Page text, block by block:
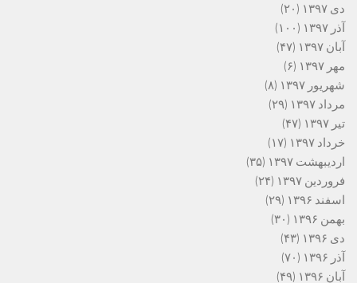
دی ۱۳۹۷
(۲۰)
آذر ۱۳۹۷
(۱۰۰)
آبان ۱۳۹۷
(۴۷)
مهر ۱۳۹۷
(۶)
شهریور ۱۳۹۷
(۸)
مرداد ۱۳۹۷
(۲۹)
تیر ۱۳۹۷
(۴۷)
خرداد ۱۳۹۷
(۱۷)
اردیبهشت ۱۳۹۷
(۳۵)
فروردین ۱۳۹۷
(۲۴)
اسفند ۱۳۹۶
(۲۹)
بهمن ۱۳۹۶
(۳۰)
دی ۱۳۹۶
(۴۳)
آذر ۱۳۹۶
(۷۰)
آبان ۱۳۹۶
(۴۹)